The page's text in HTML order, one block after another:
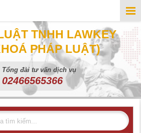
TNHH LAWKEY
PHÁP LUẬT)
Tổng đài tư vấn dịch vụ
02466565366